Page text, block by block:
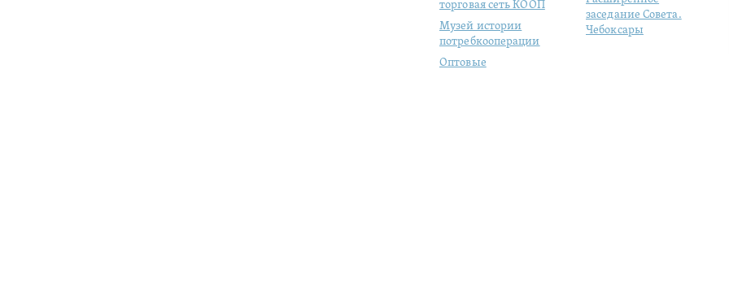
торговая сеть КООП
Музей истории
потребкооперации
Оптовые
заседание Совета.
Чебоксары